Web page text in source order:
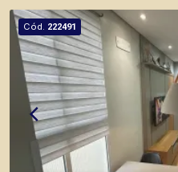
Cód. 222491